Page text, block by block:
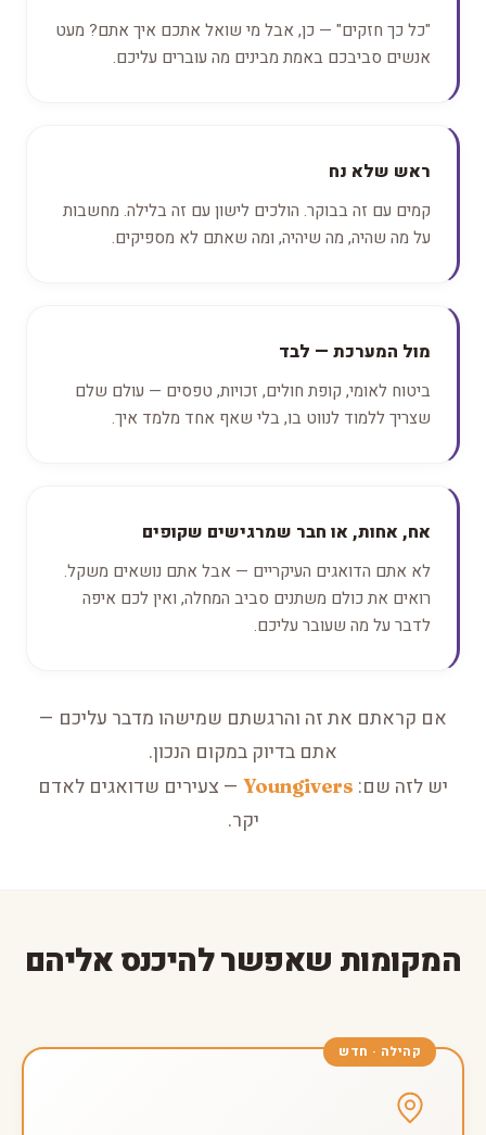
"כל כך חזקים" — כן, אבל מי שואל אתכם איך אתם? מעט
אנשים סביבכם באמת מבינים מה עוברים עליכם.
ראש שלא נח
קמים עם זה בבוקר. הולכים לישון עם זה בלילה. מחשבות
על מה שהיה, מה שיהיה, ומה שאתם לא מספיקים.
מול המערכת — לבד
ביטוח לאומי, קופת חולים, זכויות, טפסים — עולם שלם
שצריך ללמוד לנווט בו, בלי שאף אחד מלמד איך.
אח, אחות, או חבר שמרגישים שקופים
לא אתם הדואגים העיקריים — אבל אתם נושאים משקל.
רואים את כולם משתנים סביב המחלה, ואין לכם איפה
לדבר על מה שעובר עליכם.
אם קראתם את זה והרגשתם שמישהו מדבר עליכם —
אתם בדיוק במקום הנכון.
יש לזה שם: Youngivers — צעירים שדואגים לאדם
יקר.
המקומות שאפשר להיכנס אליהם
קהילה · חדש